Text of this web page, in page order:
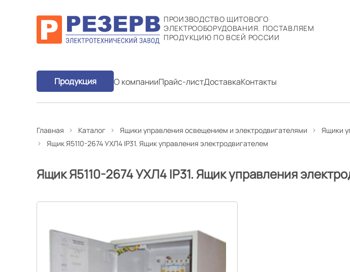
ПРОИЗВОДСТВО ЩИТОВОГО
ЭЛЕКТРООБОРУДОВАНИЯ. ПОСТАВЛЯЕМ
ПРОДУКЦИЮ ПО ВСЕЙ РОССИИ
Продукция О компанииПрайс-листДоставкаКонтакты
Главная Каталог Ящики управления освещением и электродвигателями Ящики
Ящик Я5110-2674 УХЛ4 IP31. Ящик управления электродвигателем
Ящик Я5110-2674 УХЛ4 IP31. Ящик управления